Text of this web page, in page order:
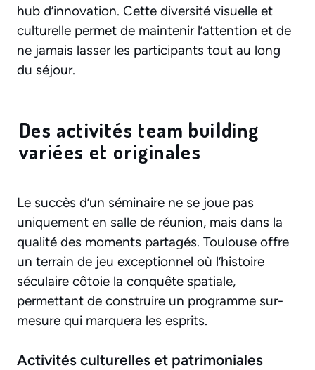
hub d’innovation. Cette diversité visuelle et
culturelle permet de maintenir l’attention et de
ne jamais lasser les participants tout au long
du séjour.
Des activités team building
variées et originales
Le succès d’un séminaire ne se joue pas
uniquement en salle de réunion, mais dans la
qualité des moments partagés. Toulouse offre
un terrain de jeu exceptionnel où l’histoire
séculaire côtoie la conquête spatiale,
permettant de construire un programme sur-
mesure qui marquera les esprits.
Activités culturelles et patrimoniales